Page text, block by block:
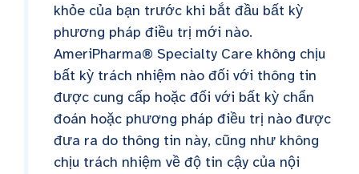
khỏe của bạn trước khi bắt đầu bất kỳ
phương pháp điều trị mới nào.
AmeriPharma® Specialty Care không chịu
bất kỳ trách nhiệm nào đối với thông tin
được cung cấp hoặc đối với bất kỳ chẩn
đoán hoặc phương pháp điều trị nào được
đưa ra do thông tin này, cũng như không
chịu trách nhiệm về độ tin cậy của nội